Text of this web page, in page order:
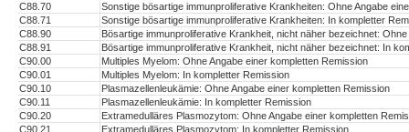
C88.70
Sonstige bösartige immunproliferative Krankheiten: Ohne Angabe
C88.71
Sonstige bösartige immunproliferative Krankheiten: In kompletter
C88.90
Bösartige immunproliferative Krankheit, nicht näher bezeichnet:
C88.91
Bösartige immunproliferative Krankheit, nicht näher bezeichnet: In
C90.00
Multiples Myelom: Ohne Angabe einer kompletten Remission
C90.01
Multiples Myelom: In kompletter Remission
C90.10
Plasmazellenleukämie: Ohne Angabe einer kompletten Remission
C90.11
Plasmazellenleukämie: In kompletter Remission
C90.20
Extramedulläres Plasmozytom: Ohne Angabe einer kompletten
C90.21
Extramedulläres Plasmozytom: In kompletter Remission